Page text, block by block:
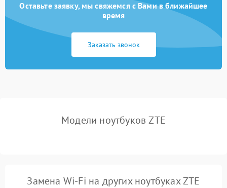
Неисправность зарядного
питания
2000 ₽ Подробнее →
неисправности кулера
пропадание диска
Оставьте заявку, мы свяжемся с Вами в ближайшее
время
Заказать звонок
Модели ноутбуков ZTE
Замена Wi-Fi на других ноутбуках ZTE